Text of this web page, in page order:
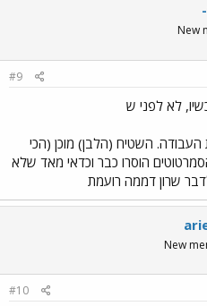
New
#9
לא לפני ש
השטיח (הלבן) מוכן (הכי
הוסרו כבר וכדאי מאד שלא
שרון דממה רועמת
New
#10